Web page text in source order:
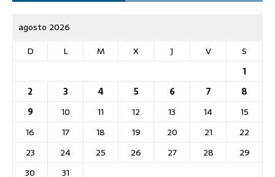
agosto 2026
D
L M X J V
S
1
2
3 4 5 6 7
8
9
10 11 12 13 14
15
16
17 18 19 20 21
22
23
24 25 26 27 28
29
30
31